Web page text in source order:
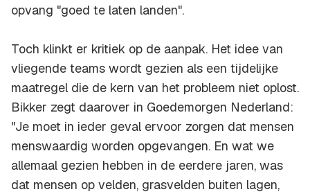
opvang "goed te laten landen".
Toch klinkt er kritiek op de aanpak. Het idee van
vliegende teams wordt gezien als een tijdelijke
maatregel die de kern van het probleem niet oplost.
Bikker zegt daarover in Goedemorgen Nederland:
"Je moet in ieder geval ervoor zorgen dat mensen
menswaardig worden opgevangen. En wat we
allemaal gezien hebben in de eerdere jaren, was
dat mensen op velden, grasvelden buiten lagen,